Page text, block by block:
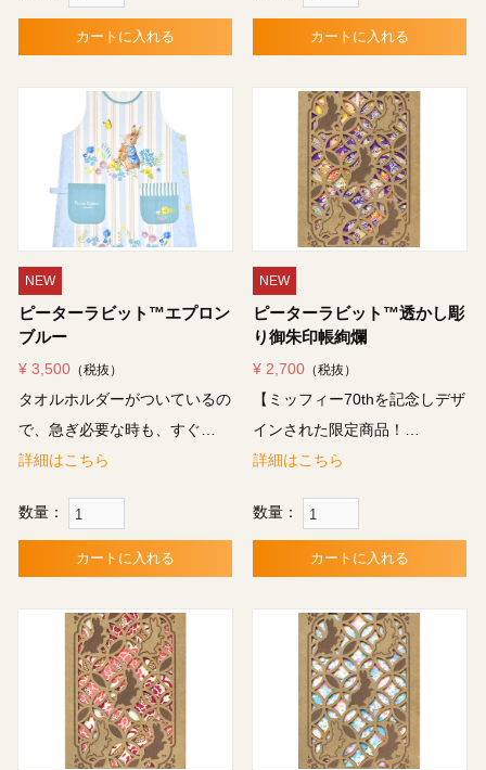
カートに入れる カートに入れる
NEW
ピーターラビット™エプロン
ブルー
¥ 3,500 （税抜）
タオルホルダーがついているの
で、急ぎ必要な時も、すぐ…
詳細はこちら
数量：
カートに入れる
NEW
ピーターラビット™透かし彫
り御朱印帳絢爛
¥ 2,700 （税抜）
【ミッフィー70thを記念しデザ
インされた限定商品！…
詳細はこちら
数量：
カートに入れる